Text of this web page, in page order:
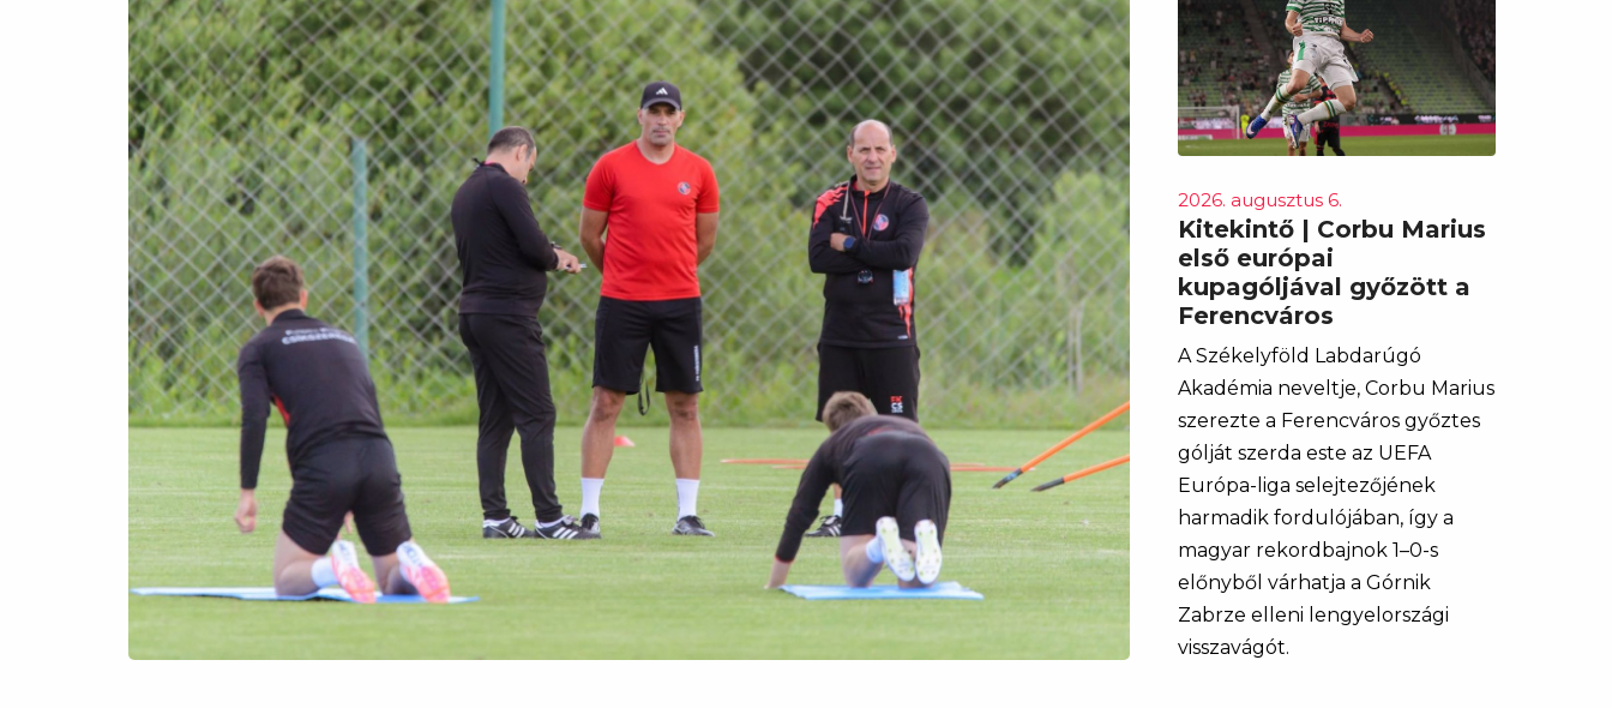
2026. augusztus 6.
Kitekintő | Corbu Marius
első európai
kupagóljával győzött a
Ferencváros
A Székelyföld Labdarúgó
Akadémia neveltje, Corbu Marius
szerezte a Ferencváros győztes
gólját szerda este az UEFA
Európa-liga selejtezőjének
harmadik fordulójában, így a
magyar rekordbajnok 1–0-s
előnyből várhatja a Górnik
Zabrze elleni lengyelországi
visszavágót.